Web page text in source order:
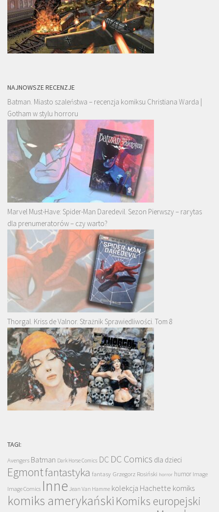
NAJNOWSZE RECENZJE
Batman. Miasto szaleństwa – recenzja komiksu Christiana Warda |
Gotham w stylu horroru
Marvel Must-Have: Spider-Man Daredevil. Sezon Pierwszy – rarytas
dla prenumeratorów – czy warto?
Thorgal. Kriss de Valnor. Strażnik Sprawiedliwości. Tom 8
TAGI:
Avengers Batman Dark Horse Comics DC DC Comics dla dzieci
Egmontfantastyka fantasy Grzegorz Rosiński horror humor Image
Image Comics Inne Jean Van Hamme kolekcja Hachette komiks
komiks amerykański Komiks europejski